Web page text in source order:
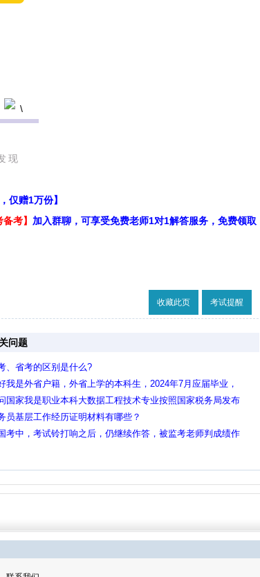
现
仅赠1万份】
考】 加入群聊，可享受免费老师1对1解答服务，免费领取
收藏此页 考试提醒
问题
、省考的区别是什么?
我是外省户籍，外省上学的本科生，2024年7月应届毕业，
加2026年上半年的省考么？
国家我是职业本科大数据工程技术专业按照国家税务局发布
共相似专业可以在备注里说明那样可以报考吗
员基层工作经历证明材料有哪些？
考中，考试铃打响之后，仍继续作答，被监考老师判成绩作